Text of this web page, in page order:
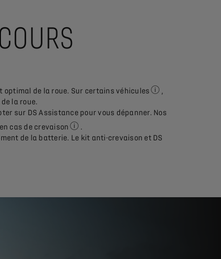
optimal de la roue. Sur certains véhicules
,
la roue.
sur DS Assistance pour vous dépanner. Nos
cas de crevaison
Voir les conditions en détail de DS
.
de la batterie. Le kit anti-crevaison et DS